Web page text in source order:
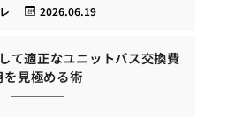
2026.06.19
て適正なユニットバス交換費
を見極める術